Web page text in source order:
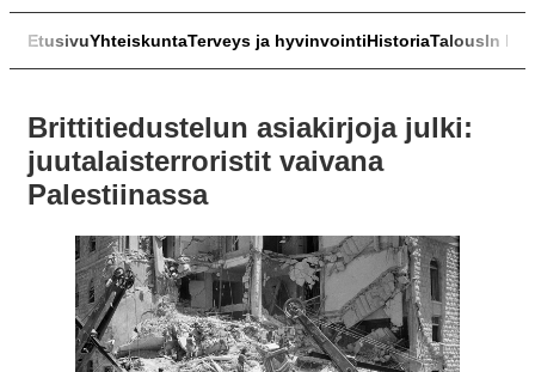
EtusivuYhteiskuntaTerveys ja hyvinvointiHistoriaTalousIn
Brittitiedustelun asiakirjoja julki:
juutalaisterroristit vaivana
Palestiinassa